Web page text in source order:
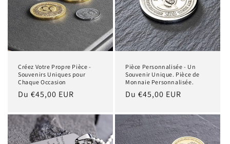
Créez Votre Propre Pièce -
Souvenirs Uniques pour
Chaque Occasion
Prix
Du €45,00 EUR
Pièce Personnalisée - Un
Souvenir Unique. Pièce de
Monnaie Personnalisée.
Prix
Du €45,00 EUR